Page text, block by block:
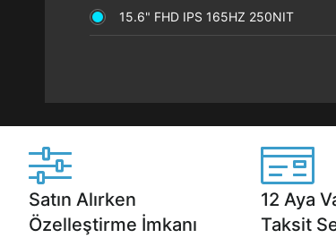
15.6" FHD IPS 165HZ 250NIT
Satın Alırken
Özelleştirme İmkanı
12 Aya
Taksit